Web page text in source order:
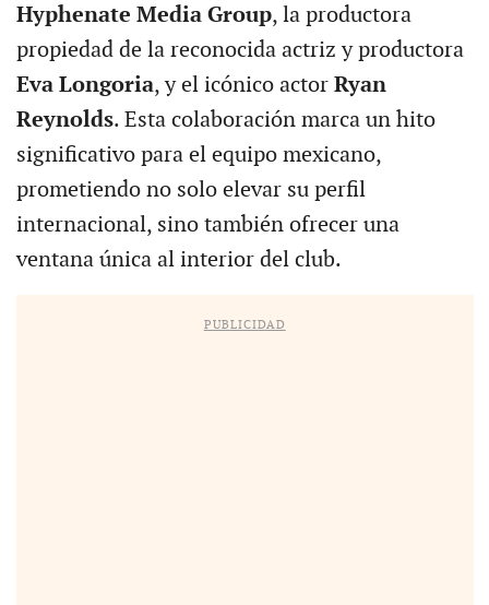
Hyphenate Media Group, la productora
propiedad de la reconocida actriz y productora
Eva Longoria, y el icónico actor Ryan
Reynolds. Esta colaboración marca un hito
significativo para el equipo mexicano,
prometiendo no solo elevar su perfil
internacional, sino también ofrecer una
ventana única al interior del club.
PUBLICIDAD